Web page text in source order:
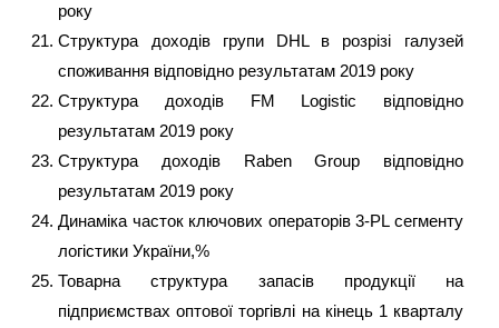
року
Структура доходів групи DHL в розрізі галузей
споживання відповідно результатам 2019 року
Структура доходів FM Logistic відповідно
результатам 2019 року
Структура доходів Raben Group відповідно
результатам 2019 року
Динаміка часток ключових операторів 3-PL сегменту
логістики України,%
Товарна структура запасів продукції на
підприємствах оптової торгівлі на кінець 1 кварталу